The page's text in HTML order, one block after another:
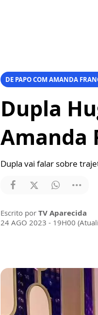
DE PAPO COM AMANDA
Dupla
Amanda
Dupla vai falar sobre
Escrito por TV Aparecida
24 AGO 2023 - 19H00